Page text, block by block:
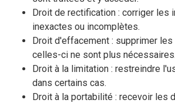
Droit de rectification : corriger les
inexactes ou incomplètes.
Droit d'effacement : supprimer
celles-ci ne sont plus nécessaires.
Droit à la limitation : restreindre
dans certains cas.
Droit à la portabilité : recevoir les